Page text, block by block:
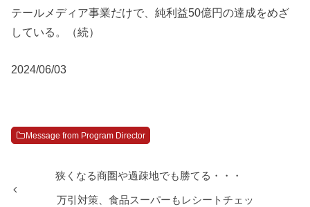
テールメディア事業だけで、純利益50億円の達成をめざ
している。（続）
2024/06/03
Message from Program Director
狭くなる商圏や過疎地でも勝てる・・・
万引対策、食品スーパーもレシートチェッ